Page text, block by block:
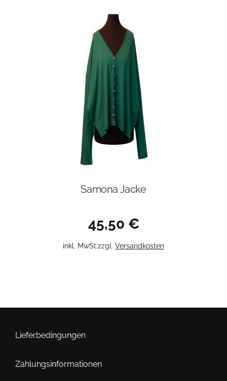
Samona Jacke
45,50 €
inkl. MwSt.zzgl. VersandkostenDieses
auf.
Lieferbedingungen
Zahlungsinformationen